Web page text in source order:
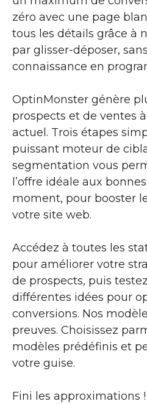
zéro avec une page
tous les détails grâce à
par glisser-déposer,
connaissance en
OptinMonster génère
prospects et de ventes
actuel. Trois étapes
puissant moteur de
segmentation vous
l’offre idéale aux
moment, pour booster
votre site web.
Accédez à toutes les
pour améliorer votre
de prospects, puis
différentes idées pour
conversions. Nos
preuves. Choisissez
modèles prédéfinis et
votre guise.
Fini les approximations